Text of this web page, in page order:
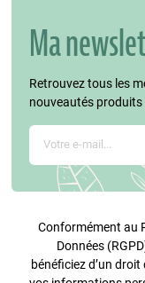
Ma
Retrouvez tous les
nouveautés produits
Conformément au
Données
bénéficiez d’un